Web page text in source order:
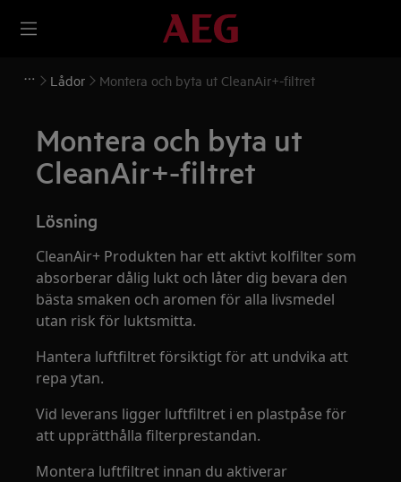
Lådor Montera och byta ut CleanAir+-filtret
Montera och byta ut
CleanAir+-filtret
Lösning
CleanAir+ Produkten har ett aktivt kolfilter som
absorberar dålig lukt och låter dig bevara den
bästa smaken och aromen för alla livsmedel
utan risk för luktsmitta.
Hantera luftfiltret försiktigt för att undvika att
repa ytan.
Vid leverans ligger luftfiltret i en plastpåse för
att upprätthålla filterprestandan.
Montera luftfiltret innan du aktiverar